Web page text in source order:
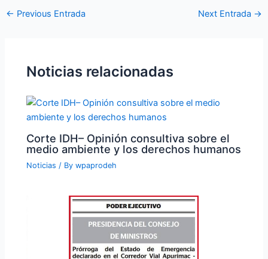
← Previous Entrada Next Entrada →
Noticias relacionadas
Corte IDH– Opinión consultiva sobre el
medio ambiente y los derechos humanos
Noticias / Bywpaprodeh